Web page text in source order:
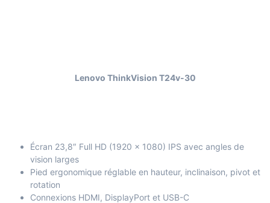
Lenovo ThinkVision T24v-30
Écran 23,8″ Full HD (1920 × 1080) IPS avec angles de
vision larges
Pied ergonomique réglable en hauteur, inclinaison, pivot et
rotation
Connexions HDMI, DisplayPort et USB-C